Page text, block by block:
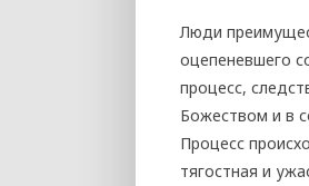
Люди
оцепеневшего
процесс,
Божеством и в
Процесс
тягостная и